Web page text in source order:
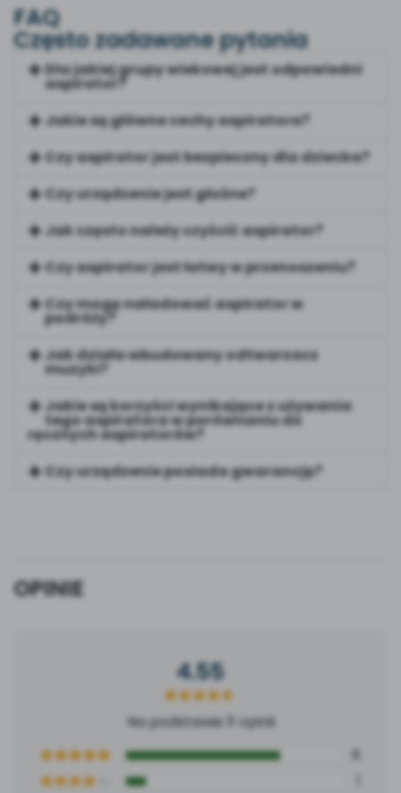
FAQ
Często zadawane pytania
Dla jakiej grupy wiekowej jest odpowiedni
aspirator?
Jakie są główne cechy aspiratora?
Czy aspirator jest bezpieczny dla dziecka?
Czy urządzenie jest głośne?
Jak często należy czyścić aspirator?
Czy aspirator jest łatwy w przenoszeniu?
Czy mogę naładować aspirator w
podróży?
Jak działa wbudowany odtwarzacz
muzyki?
Jakie są korzyści wynikające z używania
tego aspiratora w porównaniu do
ręcznych aspiratorów?
Czy urządzenie posiada gwarancję?
4.55
Na podstawie 11 opinii
8